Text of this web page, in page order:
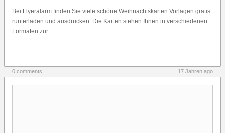
Bei Flyeralarm finden Sie viele schöne Weihnachtskarten Vorlagen gratis
runterladen und ausdrucken. Die Karten stehen Ihnen in verschiedenen
Formaten zur...
0 comments 17 Jahren ago